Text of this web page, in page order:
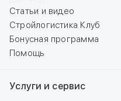
Статьи и видео
Стройлогистика Клуб
Бонусная программа
Помощь
Услуги и сервис